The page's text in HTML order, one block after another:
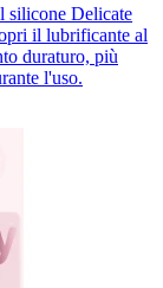
silicone Delicate
il lubrificante al
duraturo, più
l'uso.